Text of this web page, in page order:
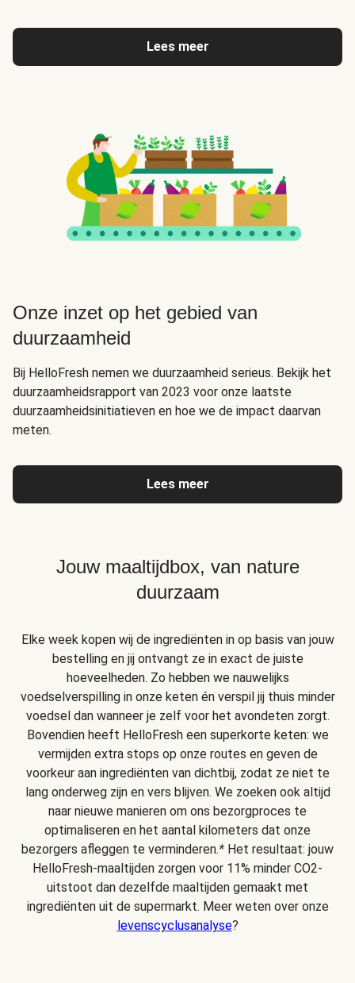
Lees meer
Onze inzet op het gebied van
duurzaamheid
Bij HelloFresh nemen we duurzaamheid serieus. Bekijk het
duurzaamheidsrapport van 2023 voor onze laatste
duurzaamheidsinitiatieven en hoe we de impact daarvan
meten.
Lees meer
Jouw maaltijdbox, van nature
duurzaam
Elke week kopen wij de ingrediënten in op basis van jouw
bestelling en jij ontvangt ze in exact de juiste
hoeveelheden. Zo hebben we nauwelijks
voedselverspilling in onze keten én verspil jij thuis minder
voedsel dan wanneer je zelf voor het avondeten zorgt.
Bovendien heeft HelloFresh een superkorte keten: we
vermijden extra stops op onze routes en geven de
voorkeur aan ingrediënten van dichtbij, zodat ze niet te
lang onderweg zijn en vers blijven. We zoeken ook altijd
naar nieuwe manieren om ons bezorgproces te
optimaliseren en het aantal kilometers dat onze
bezorgers afleggen te verminderen.* Het resultaat: jouw
HelloFresh-maaltijden zorgen voor 11% minder CO2-
uitstoot dan dezelfde maaltijden gemaakt met
ingrediënten uit de supermarkt. Meer weten over onze
levenscyclusanalyse?